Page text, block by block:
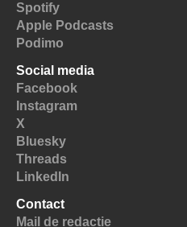
Spotify
Apple Podcasts
Podimo
Social media
Facebook
Instagram
X
Bluesky
Threads
LinkedIn
Contact
Mail de redactie